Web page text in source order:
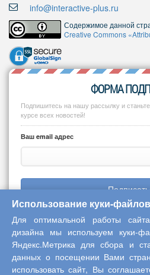
info@interactive-plus.ru
Содержимое данной
Creative Commons
ФОРМА
Подпишитесь на нашу рассылку и
курсе всех новостей!
Ваш email адрес
Copyright © 2013-2026 Центр научного
плюс»
Использование куки-файлов
Для оптимальной работы
дизайна мы используем куки-
Яндекс.Метрика для сбора и
данных о посещении Вами
использовать сайт, Вы